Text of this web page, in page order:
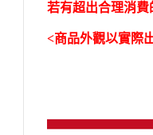
若有超出合理消費
<商品外觀以實際